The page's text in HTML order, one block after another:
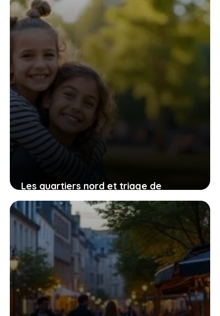
4 août 2026
Les quartiers nord et triage de
Villeneuve-Saint-Georges : entre défis
et transformations
3 août 2026